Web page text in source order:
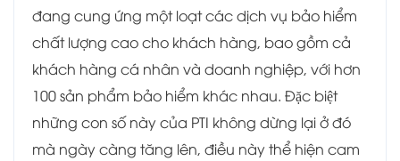
đang cung ứng một loạt các dịch vụ bảo hiểm
chất lượng cao cho khách hàng, bao gồm cả
khách hàng cá nhân và doanh nghiệp, với hơn
100 sản phẩm bảo hiểm khác nhau. Đặc biệt
những con số này của PTI không dừng lại ở đó
mà ngày càng tăng lên, điều này thể hiện cam